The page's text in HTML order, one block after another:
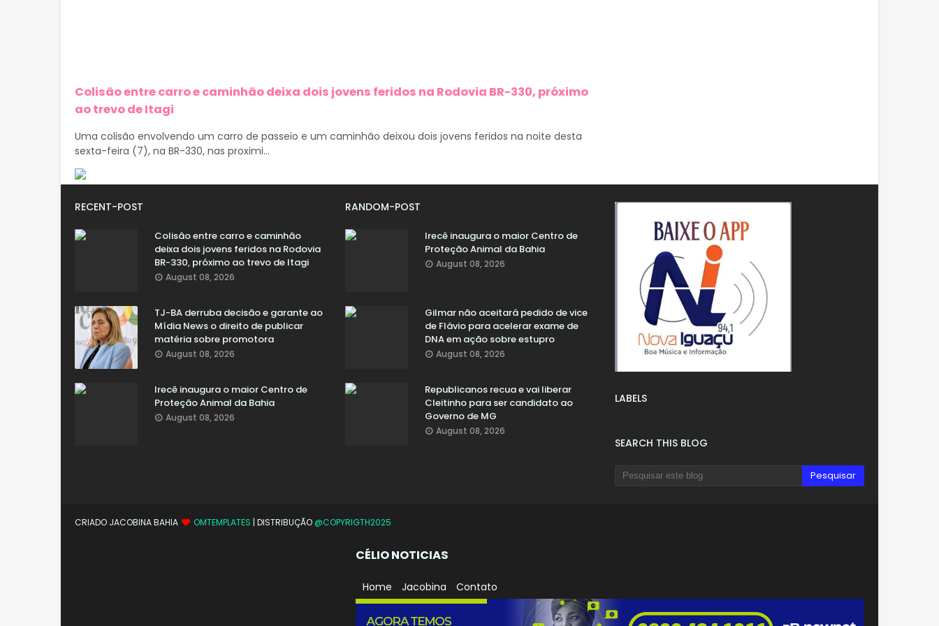
Colisão entre carro e caminhão deixa dois jovens feridos na Rodovia BR-330, próximo
ao trevo de Itagi
Uma colisão envolvendo um carro de passeio e um caminhão deixou dois jovens feridos na noite desta
sexta-feira (7), na BR-330, nas proximi...
RECENT-POST
Colisão entre carro e caminhão
deixa dois jovens feridos na Rodovia
BR-330, próximo ao trevo de Itagi
August 08, 2026
TJ-BA derruba decisão e garante ao
Mídia News o direito de publicar
matéria sobre promotora
August 08, 2026
Irecê inaugura o maior Centro de
Proteção Animal da Bahia
August 08, 2026
RANDOM-POST
Irecê inaugura o maior Centro de
Proteção Animal da Bahia
August 08, 2026
Gilmar não aceitará pedido de vice
de Flávio para acelerar exame de
DNA em ação sobre estupro
August 08, 2026
Republicanos recua e vai liberar
Cleitinho para ser candidato ao
Governo de MG
August 08, 2026
LABELS
SEARCH THIS BLOG
CRIADO JACOBINA BAHIA OMTEMPLATES | DISTRIBUÇÃO @COPYRIGTH2025
CÉLIO NOTICIAS
Home Jacobina Contato